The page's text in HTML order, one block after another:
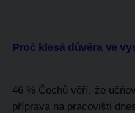
Proč klesá důvěra ve
46 % Čechů věří, že
příprava na pracovišti